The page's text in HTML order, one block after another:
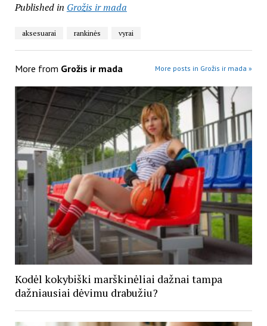
Published in Grožis ir mada
aksesuarai rankinės vyrai
More from Grožis ir mada More posts in Grožis ir mada »
Kodėl kokybiški marškinėliai dažnai tampa
dažniausiai dėvimu drabužiu?